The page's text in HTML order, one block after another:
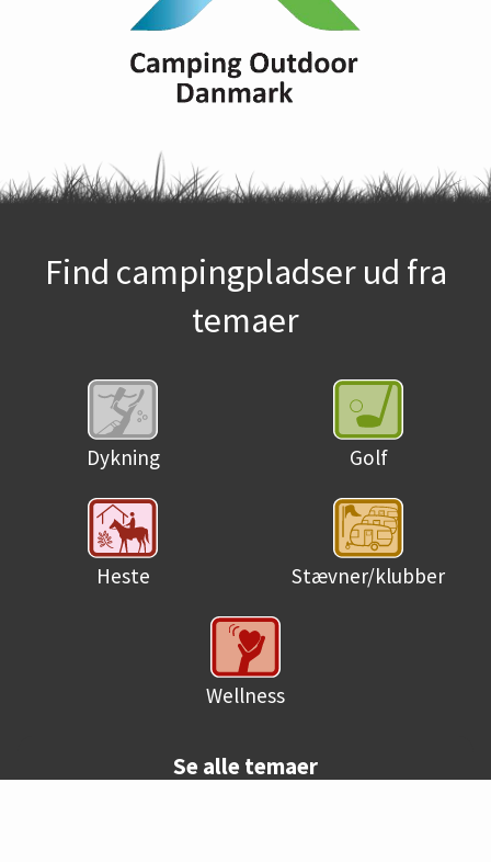
Find campingpladser ud fra
temaer
Dykning Golf
Heste Stævner/klubber
Wellness
Se alle temaer